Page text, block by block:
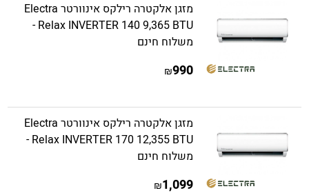
מזגן אלקטרה רילקס אינוורטר Electra
Relax INVERTER 140 9,365 BTU -
משלוח חינם
990
₪
מזגן אלקטרה רילקס אינוורטר Electra
Relax INVERTER 170 12,355 BTU -
משלוח חינם
1,099
₪